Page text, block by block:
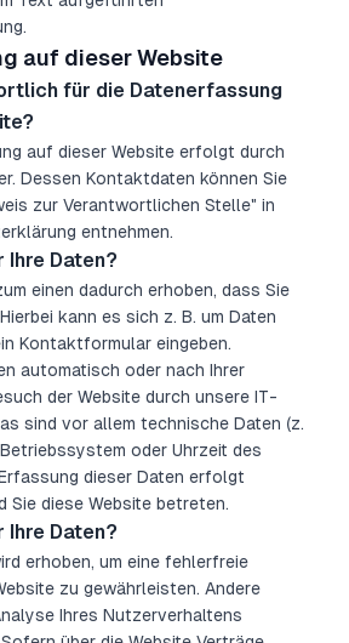
auf dieser Website
für die Datenerfassung
auf dieser Website erfolgt durch
Dessen Kontaktdaten können Sie
zur Verantwortlichen Stelle" in
entnehmen.
Ihre Daten?
einen dadurch erhoben, dass Sie
kann es sich z. B. um Daten
Kontaktformular eingeben.
automatisch oder nach Ihrer
der Website durch unsere IT-
sind vor allem technische Daten (z.
oder Uhrzeit des
dieser Daten erfolgt
Sie diese Website betreten.
Ihre Daten?
erhoben, um eine fehlerfreie
zu gewährleisten. Andere
Ihres Nutzerverhaltens